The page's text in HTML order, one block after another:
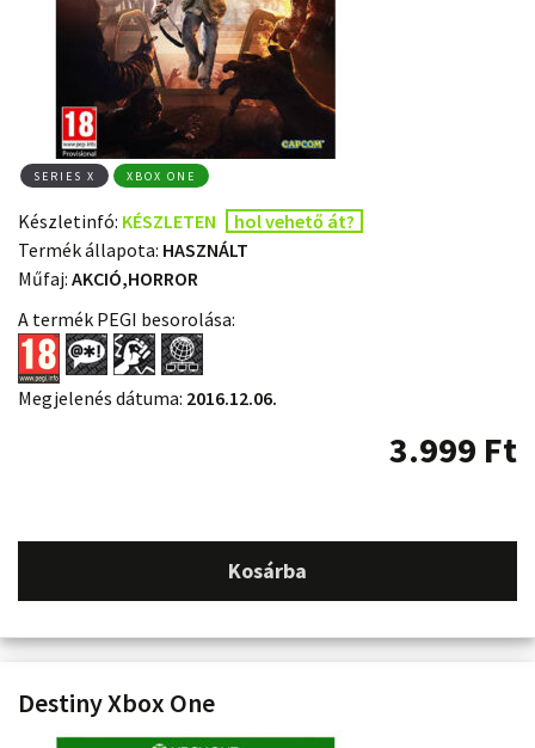
SERIES X XBOX ONE
Készletinfó: KÉSZLETEN
hol vehető át?
Termék állapota: HASZNÁLT
Műfaj: AKCIÓ,HORROR
A termék PEGI besorolása:
Megjelenés dátuma: 2016.12.06.
3.999 Ft
Kosárba
Destiny Xbox One